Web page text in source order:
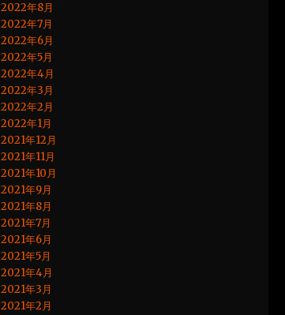
2022年8月
2022年7月
2022年6月
2022年5月
2022年4月
2022年3月
2022年2月
2022年1月
2021年12月
2021年11月
2021年10月
2021年9月
2021年8月
2021年7月
2021年6月
2021年5月
2021年4月
2021年3月
2021年2月